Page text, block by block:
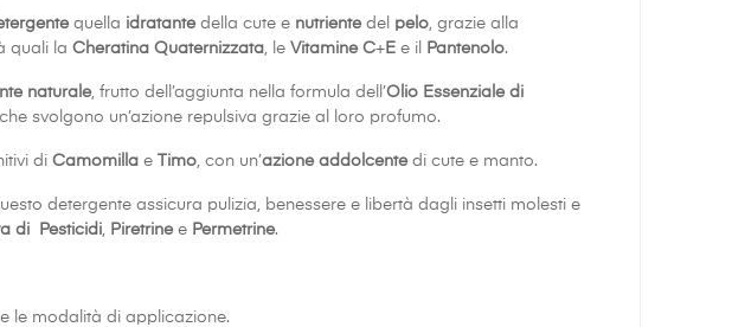
quella idratantedella cute e nutrientedel pelo , grazie alla
quali la Cheratina Quaternizzata , le Vitamine C+ E e il Pantenolo.
naturale, frutto dell’aggiunta nella formula dell’Olio Essenziale di
, che svolgono un’azione repulsiva grazie al loro profumo.
di Camomilla e Timo , con un’azione addolcentedi cute e manto.
detergente assicura pulizia, benessere e libertà dagli insetti molesti e
di Pesticidi Piretrinee Permetrine.
le modalità di applicazione.